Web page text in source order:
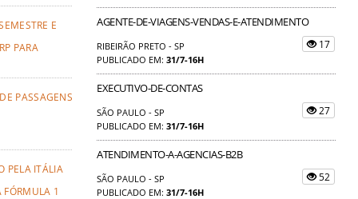
E
PARA
PASSAGENS
PELA ITÁLIA
FÓRMULA 1
AGENTE-DE-VIAGENS-VENDAS-E-ATENDIMENTO
RIBEIRÃO PRETO - SP
PUBLICADO EM: 31/7-16H
17
EXECUTIVO-DE-CONTAS
SÃO PAULO - SP
PUBLICADO EM: 31/7-16H
27
ATENDIMENTO-A-AGENCIAS-B2B
SÃO PAULO - SP
PUBLICADO EM: 31/7-16H
52